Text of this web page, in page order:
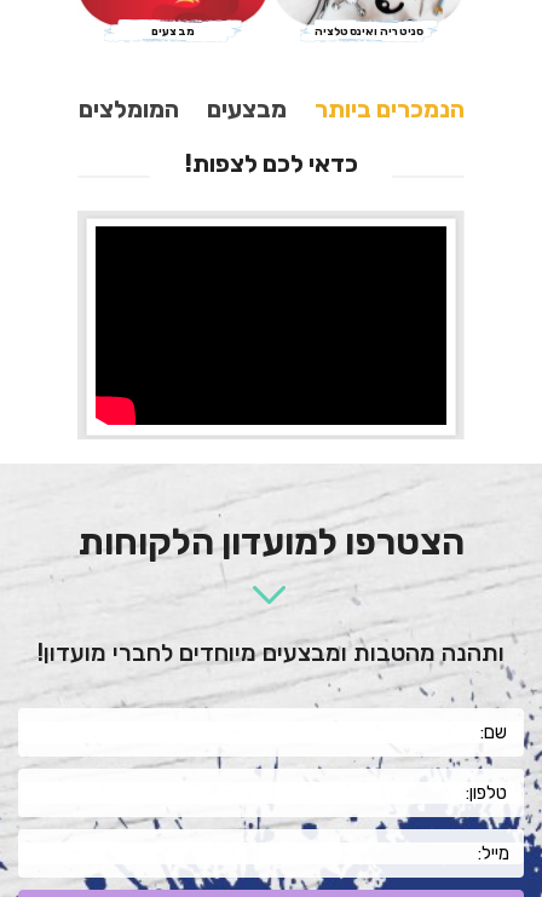
מבצעים סניטריה ואינסטלציה
הנמכרים ביותר מבצעים
המומלצים
כדאי לכם לצפות!
הצטרפו למועדון הלקוחות
ותהנה מהטבות ומבצעים מיוחדים לחברי מועדון!